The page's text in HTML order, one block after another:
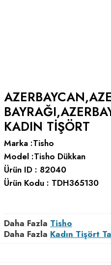
KADIN TIŞÖRT
Marka :Tisho
Model :Tisho Dükkan
Ürün ID : 82040
Ürün Kodu : TDH365130
Daha Fazla Tisho
Daha Fazla Kadın Tişört